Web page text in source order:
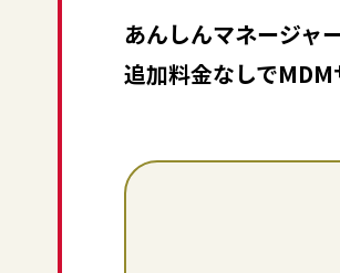
あんしんマネージャ
追加料金なしでMDM